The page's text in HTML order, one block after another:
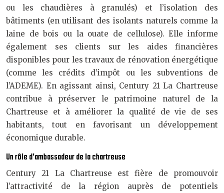
ou les chaudières à granulés) et l’isolation des
bâtiments (en utilisant des isolants naturels comme la
laine de bois ou la ouate de cellulose). Elle informe
également ses clients sur les aides financières
disponibles pour les travaux de rénovation énergétique
(comme les crédits d’impôt ou les subventions de
l’ADEME). En agissant ainsi, Century 21 La Chartreuse
contribue à préserver le patrimoine naturel de la
Chartreuse et à améliorer la qualité de vie de ses
habitants, tout en favorisant un développement
économique durable.
Un rôle d’ambassadeur de la chartreuse
Century 21 La Chartreuse est fière de promouvoir
l’attractivité de la région auprès de potentiels